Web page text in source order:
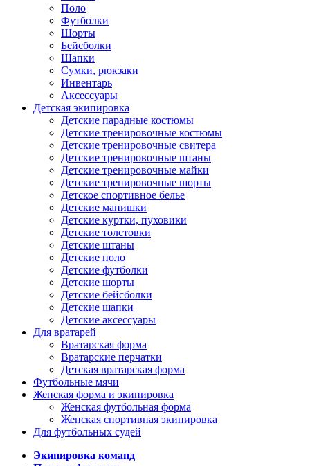
Поло
Футболки
Шорты
Бейсболки
Шапки
Сумки, рюкзаки
Инвентарь
Аксессуары
Детская экипировка
Детские парадные костюмы
Детские тренировочные костюмы
Детские тренировочные свитера
Детские тренировочные штаны
Детские тренировочные майки
Детские тренировочные шорты
Детское спортивное белье
Детские манишки
Детские куртки, пуховики
Детские толстовки
Детские штаны
Детские поло
Детские футболки
Детские шорты
Детские бейсболки
Детские шапки
Детские аксессуары
Для вратарей
Вратарская форма
Вратарские перчатки
Детская вратарская форма
Футбольные мячи
Женская форма и экипировка
Женская футбольная форма
Женская спортивная экипировка
Для футбольных судей
Экипировка команд